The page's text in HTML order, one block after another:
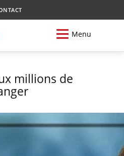
Menu
millions de